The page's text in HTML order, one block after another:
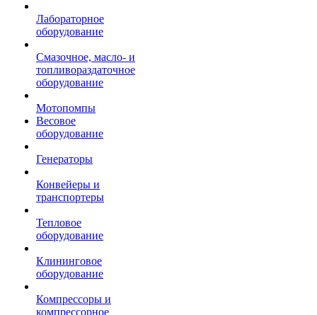
Лабораторное
оборудование
Смазочное, масло- и
топливораздаточное
оборудование
Мотопомпы
Весовое
оборудование
Генераторы
Конвейеры и
транспортеры
Тепловое
оборудование
Клининговое
оборудование
Компрессоры и
компрессорное